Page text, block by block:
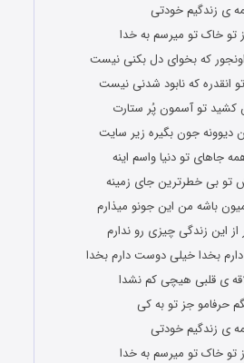
ی زندگیم خودتی
تو خاک تو میرسم به خدا
که بخوای دل بکنی نیست
انقدره که نابود شدنی نیست
کشید تو آسمون پُر ستارت
دیوونه جون بگیره زیر سایت
جاهای تو دنیا واسم اینه
تو بی خطرترین جای زمینه
باشه من این جونو میذارم
از این زندگی چیزی رو ندارم
بخدا خیلی دوست دارم بخدا
ی قلبی هیچی کم نشدا
حرفامو جز تو به کی
ی زندگیم خودتی
تو خاک تو میرسم به خدا